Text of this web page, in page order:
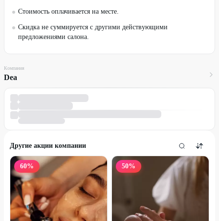
Стоимость оплачивается на месте.
Скидка не суммируется с другими действующими
предложениями салона.
Компания
Dea
Другие акции компании
60% 50%